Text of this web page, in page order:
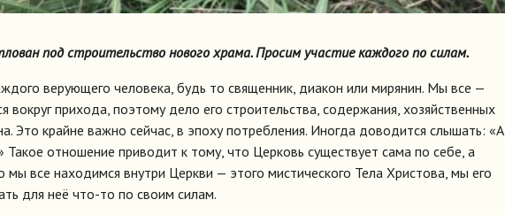
под строительство нового храма. Просим участие каждого по силам.
верующего человека, будь то священник, диакон или мирянин. Мы все —
вокруг прихода, поэтому дело его строительства, содержания, хозяйственных
Это крайне важно сейчас, в эпоху потребления. Иногда доводится слышать: «А
отношение приводит к тому, что Церковь существует сама по себе, а
все находимся внутри Церкви — этого мистического Тела Христова, мы его
для неё что-то по своим силам.